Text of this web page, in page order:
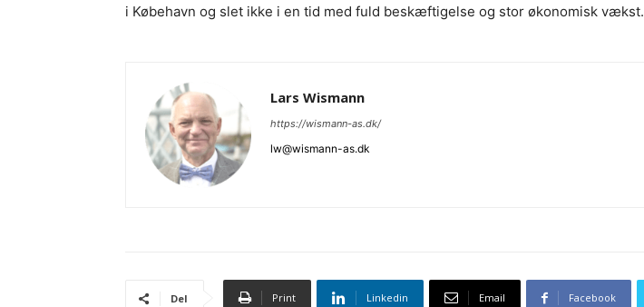
i Købehavn og slet ikke i en tid med fuld beskæftigelse og stor økonomisk vækst.
Lars Wismann
https://wismann-as.dk/
lw@wismann-as.dk
Del Print Linkedin Email Facebook